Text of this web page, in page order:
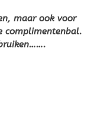
maar ook voor
complimentenbal.